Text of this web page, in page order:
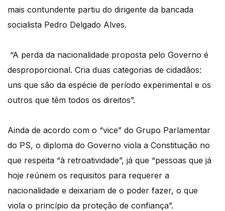
mais contundente partiu do dirigente da bancada
socialista Pedro Delgado Alves.
“A perda da nacionalidade proposta pelo Governo é
desproporcional. Cria duas categorias de cidadãos:
uns que são da espécie de período experimental e os
outros que têm todos os direitos”.
Ainda de acordo com o “vice” do Grupo Parlamentar
do PS, o diploma do Governo viola a Constituição no
que respeita “à retroatividade”, já que “pessoas que já
hoje reúnem os requisitos para requerer a
nacionalidade e deixariam de o poder fazer, o que
viola o princípio da proteção de confiança”.